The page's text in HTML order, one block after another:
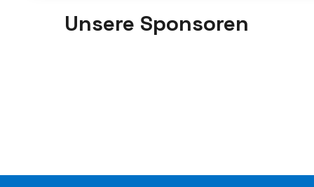
Unsere Sponsoren